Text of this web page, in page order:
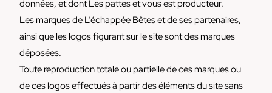
données, et dont Les pattes et vous est producteur.
Les marques de L’échappée Bêtes et de ses partenaires,
ainsi que les logos figurant sur le site sont des marques
déposées.
Toute reproduction totale ou partielle de ces marques ou
de ces logos effectués à partir des éléments du site sans